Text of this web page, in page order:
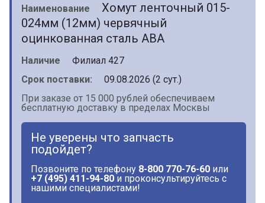
Наименование
Хомут ленточный 015-
024мм (12мм) червячный
оцинкованная сталь ABA
Наличие
Филиал 427
Срок поставки:
09.08.2026 (2 сут.)
При заказе от 15 000 рублей обеспечиваем
бесплатную доставку в пределах Москвы
Не уверены что запчасть
подойдет?
Позвоните по телефону 8-800 770-76-60 или
+7 (495) 411-94-80 и проконсультируйтесь с
нашими специалистами!